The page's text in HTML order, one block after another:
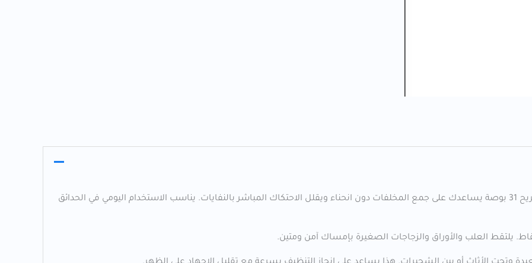
ملتقط نفايات ميكانيكي متعدد الاستخدامات بمقبض مريح 31 بوصة يساعدك على جمع المخلفات دون انحناء ويقلل الاحتكاك المباشر بالنفايات. يناسب الاستخدام اليومي في الحدائق
يلتقط العلب والأوراق والزجاجات الصغيرة بإمساك آمن ومتين.